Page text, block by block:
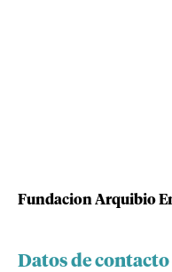
Fundacion Arquibio
Datos de